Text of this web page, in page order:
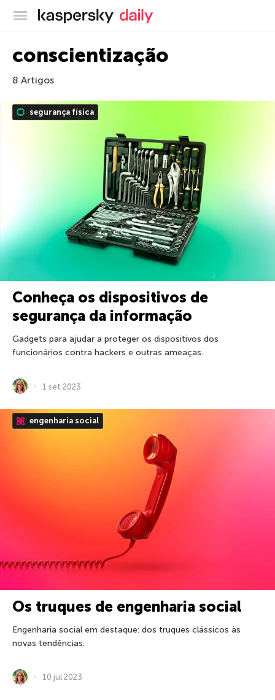
Blog oficial da Kaspersky
conscientização
8 Artigos
segurança física
Conheça os dispositivos de
segurança da informação
Gadgets para ajudar a proteger os dispositivos dos
funcionários contra hackers e outras ameaças.
1 set 2023
engenharia social
Os truques de engenharia social
Engenharia social em destaque: dos truques clássicos às
novas tendências.
10 jul 2023